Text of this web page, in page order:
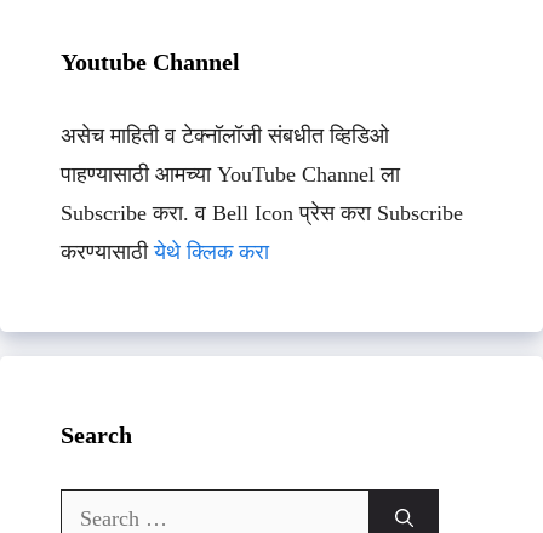
Youtube Channel
असेच माहिती व टेक्नॉलॉजी संबधीत व्हिडिओ
पाहण्यासाठी आमच्या YouTube Channel ला
Subscribe करा. व Bell Icon प्रेस करा Subscribe
करण्यासाठीयेथे क्लिक करा
Search
Search